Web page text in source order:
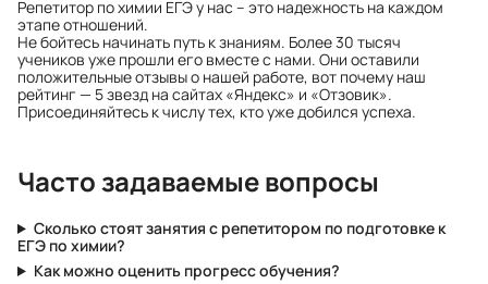
Репетитор по химии ЕГЭ у нас – это надежность на каждом
этапе отношений.
Не бойтесь начинать путь к знаниям. Более 30 тысяч
учеников уже прошли его вместе с нами. Они оставили
положительные отзывы о нашей работе, вот почему наш
рейтинг — 5 звезд на сайтах «Яндекс» и «Отзовик».
Присоединяйтесь к числу тех, кто уже добился успеха.
Часто задаваемые вопросы
Сколько стоят занятия с репетитором по подготовке к
ЕГЭ по химии?
Как можно оценить прогресс обучения?